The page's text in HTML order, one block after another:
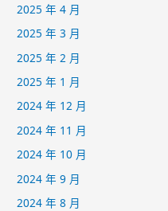
2025 年 4 月
2025 年 3 月
2025 年 2 月
2025 年 1 月
2024 年 12 月
2024 年 11 月
2024 年 10 月
2024 年 9 月
2024 年 8 月